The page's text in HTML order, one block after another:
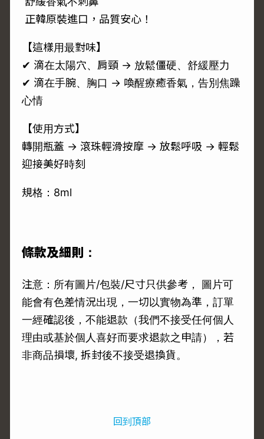
正韓原裝進口，品質安心！
【這樣用最對味】
✔ 滴在太陽穴、肩頸 → 放鬆僵硬、舒緩壓力
✔ 滴在手腕、胸口 → 喚醒療癒香氣，告別焦躁
心情
【使用方式】
轉開瓶蓋 → 滾珠輕滑按摩 → 放鬆呼吸 → 輕鬆
迎接美好時刻
規格：8ml
條款及細則：
注意：所有圖片/包裝/尺寸只供參考， 圖片可
能會有色差情況出現，一切以實物為準，訂單
一經確認後，不能退款（我們不接受任何個人
理由或基於個人喜好而要求退款之申請），若
非商品損壞, 拆封後不接受退換貨。
回到頂部